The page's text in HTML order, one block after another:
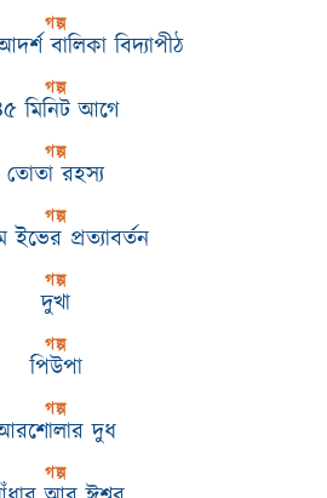
গল্প
বালিকা বিদ্যাপীঠ
গল্প
মিনিট আগে
গল্প
তোতা রহস্য
গল্প
প্রত্যাবর্তন
গল্প
দুখা
গল্প
পিউপা
গল্প
দুধ
গল্প